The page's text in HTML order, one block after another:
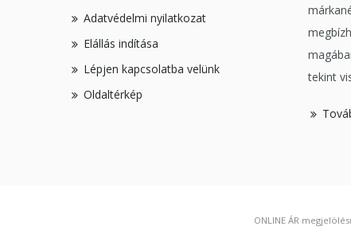
Adatvédelmi nyilatkozat
Elállás indítása
Lépjen kapcsolatba velünk
Oldaltérkép
tekint
ONLINE ÁR